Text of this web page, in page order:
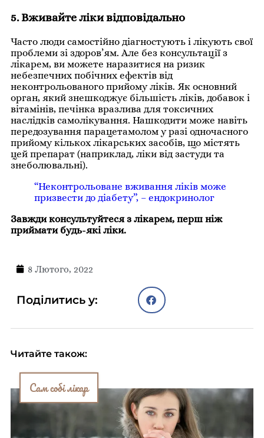
5. Вживайте ліки відповідально
Часто люди самостійно діагностують і лікують свої
проблеми зі здоров’ям. Але без консультації з
лікарем, ви можете наразитися на ризик
небезпечних побічних ефектів від
неконтрольованого прийому ліків. Як основний
орган, який знешкоджує більшість ліків, добавок і
вітамінів, печінка вразлива для токсичних
наслідків самолікування. Нашкодити може навіть
передозування парацетамолом у разі одночасного
прийому кількох лікарських засобів, що містять
цей препарат (наприклад, ліки від застуди та
знеболювальні).
“Неконтрольоване вживання ліків може
призвести до діабету”, – ендокринолог
Завжди консультуйтеся з лікарем, перш ніж
приймати будь-які ліки.
8 Лютого, 2022
Поділитись у:
Читайте також:
Сам собі лікар